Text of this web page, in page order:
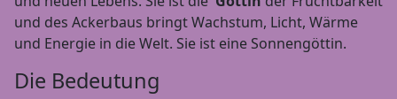
und des Ackerbaus bringt Wachstum, Licht, Wärme
und Energie in die Welt. Sie ist eine Sonnengöttin.
Die Bedeutung